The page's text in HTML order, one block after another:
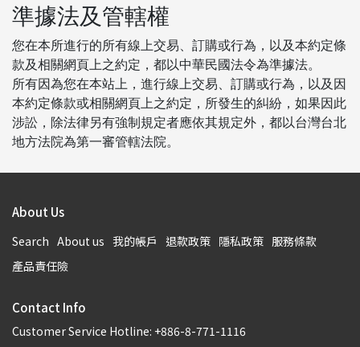
準據法及管轄權
您在本所進行的所有線上交易、訂購或行為，以及本約定條
款及相關網頁上之約定，都以中華民國法令為準據法。
所有因為您在本站上，進行線上交易、訂購或行為，以及因
本約定條款或相關網頁上之約定，所發生的糾紛，如果因此
涉訟，除法律另有強制規定者應依其規定外，都以台灣台北
地方法院為第一審管轄法院。
About Us
Search About us 我的帳戶 退款政策 隱私政策 服務條款
產品責任險
Contact Info
Customer Service Hotline: +886-8-771-1116